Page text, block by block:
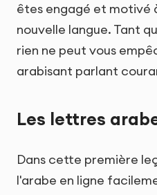
êtes engagé et motivé
nouvelle langue. Tant
rien ne peut vous
arabisant parlant
Les lettres
Dans cette première
l'arabe en ligne